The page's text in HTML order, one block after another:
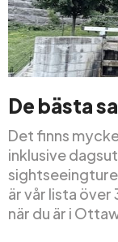
De bästa
Det finns
inklusive
är vår lista
när du är i